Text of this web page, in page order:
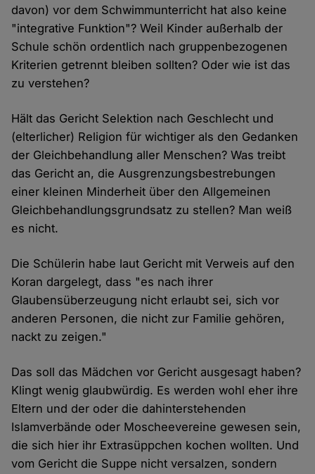
davon) vor dem Schwimmunterricht hat also keine
"integrative Funktion"? Weil Kinder außerhalb der
Schule schön ordentlich nach gruppenbezogenen
Kriterien getrennt bleiben sollten? Oder wie ist das
zu verstehen?
Hält das Gericht Selektion nach Geschlecht und
(elterlicher) Religion für wichtiger als den Gedanken
der Gleichbehandlung aller Menschen? Was treibt
das Gericht an, die Ausgrenzungsbestrebungen
einer kleinen Minderheit über den Allgemeinen
Gleichbehandlungsgrundsatz zu stellen? Man weiß
es nicht.
Die Schülerin habe laut Gericht mit Verweis auf den
Koran dargelegt, dass "es nach ihrer
Glaubensüberzeugung nicht erlaubt sei, sich vor
anderen Personen, die nicht zur Familie gehören,
nackt zu zeigen."
Das soll das Mädchen vor Gericht ausgesagt haben?
Klingt wenig glaubwürdig. Es werden wohl eher ihre
Eltern und der oder die dahinterstehenden
Islamverbände oder Moscheevereine gewesen sein,
die sich hier ihr Extrasüppchen kochen wollten. Und
vom Gericht die Suppe nicht versalzen, sondern